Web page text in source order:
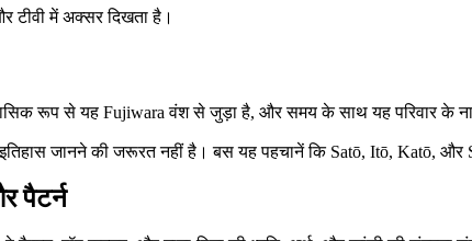
टीवी में अक्सर दिखता है।
रूप से यह Fujiwara वंश से जुड़ा है, और समय के साथ यह परिवार के
जानने की जरूरत नहीं है। बस यह पहचानें कि Satō, Itō, Katō, और
पैटर्न